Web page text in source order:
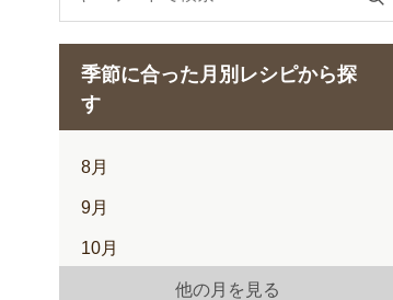
索
季節に合った月別レシピから探
す
8月
9月
10月
他の月を見る